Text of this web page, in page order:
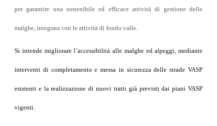
per garantire una sostenibile ed efficace attività di gestione delle
malghe, integrata con le attività di fondo valle.
Si intende migliorare l’accessibilità alle malghe ed alpeggi, mediante
interventi di completamento e messa in sicurezza delle strade VASP
esistenti e la realizzazione di nuovi tratti già previsti dai piani VASP
vigenti.